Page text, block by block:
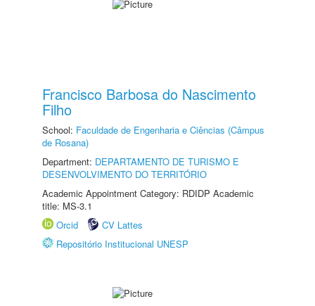
Francisco Barbosa do Nascimento
Filho
School: Faculdade de Engenharia e Ciências (Câmpus
de Rosana)
Department: DEPARTAMENTO DE TURISMO E
DESENVOLVIMENTO DO TERRITÓRIO
Academic Appointment Category: RDIDP Academic
title: MS-3.1
Orcid
CV Lattes
Repositório Institucional UNESP